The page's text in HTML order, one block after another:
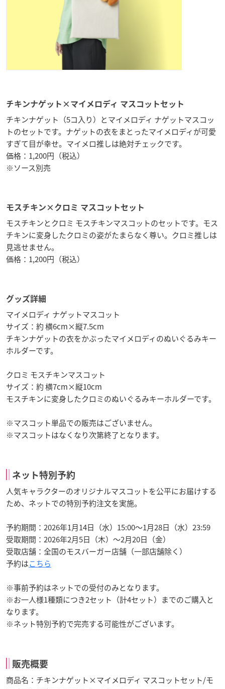
チキンナゲット×マイメロディ マスコットセット
チキンナゲット（5コ入り）とマイメロディ ナゲットマスコッ
トのセットです。ナゲットの衣をまとったマイメロディが可愛
すぎて目が幸せ。マイメロ推しは絶対チェックです。
価格：1,200円（税込）
※ソース別売
モスチキン×クロミ マスコットセット
モスチキンとクロミ モスチキンマスコットのセットです。モス
チキンに変身したクロミの姿がたまらなく尊い。クロミ推しは
見逃せません。
価格：1,200円（税込）
グッズ詳細
マイメロディ ナゲットマスコット
サイズ：約 横6cm×縦7.5cm
チキンナゲットの衣をかぶったマイメロディのぬいぐるみキー
ホルダーです。
クロミ モスチキンマスコット
サイズ：約 横7cm×縦10cm
モスチキンに変身したクロミのぬいぐるみキーホルダーです。
※マスコット単品での販売はございません。
※マスコットはなくなり次第終了となります。
ネット特別予約
人気キャラクターのオリジナルマスコットを公平にお届けする
ため、ネットでの特別予約注文を実施。
予約期間：2026年1月14日（水）15:00〜1月28日（水）23:59
受取期間：2026年2月5日（木）〜2月20日（金）
受取店舗：全国のモスバーガー店舗（一部店舗除く）
予約はこちら
※事前予約はネットでの受付のみとなります。
※お一人様1種類につき2セット（計4セット）までのご購入と
なります。
※ネット特別予約で完売する可能性がございます。
販売概要
商品名：チキンナゲット×マイメロディ マスコットセット/モ